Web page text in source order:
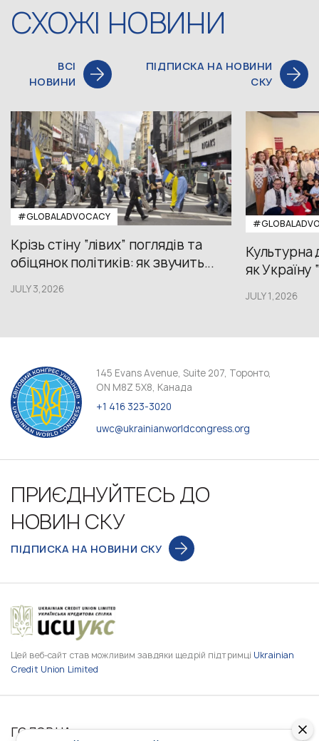
СХОЖІ НОВИНИ
ВСІ
НОВИНИ
ПІДПИСКА НА НОВИНИ
СКУ
#GLOBALADVOCACY
Крізь стіну “лівих” поглядів та
обіцянок політиків: як звучить...
JULY 3,2026
Культурна
як
JULY 1,2026
145 Evans Avenue, Suite 207, Торонто,
ON M8Z 5X8, Канада
+1 416 323-3020
uwc@ukrainianworldcongress.org
ПРИЄДНУЙТЕСЬ ДО
НОВИН СКУ
ПІДПИСКА НА НОВИНИ СКУ
Цей веб-сайт став можливим завдяки щедрій підтримці Ukrainian
Credit Union Limited
ГОЛОВНА